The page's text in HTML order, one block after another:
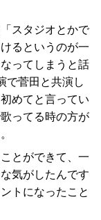
スタジオとかで
るというのが一
ってしまうと話
で菅田と共演し
めてと言ってい
ってる時の方が
とができて、一
気がしたんです
トになったこと